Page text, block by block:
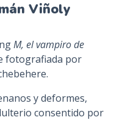
Viñoly
M, el vampiro de
fotografiada por
y deformes,
consentido por